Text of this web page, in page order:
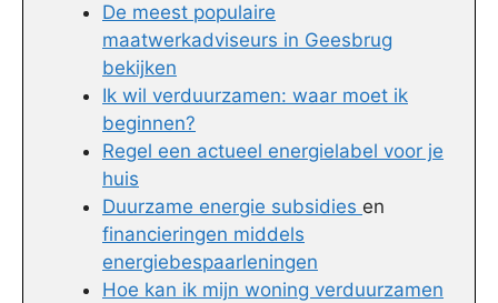
De meest populaire
maatwerkadviseurs in Geesbrug
bekijken
Ik wil verduurzamen: waar moet ik
beginnen?
Regel een actueel energielabel voor je
huis
Duurzame energie subsidies en
financieringen middels
energiebespaarleningen
Hoe kan ik mijn woning verduurzamen